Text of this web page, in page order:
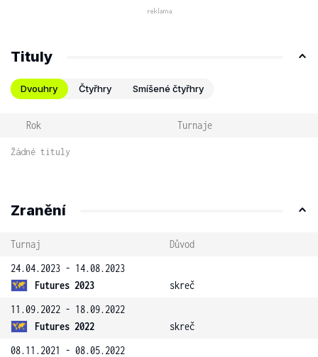
Tituly
Dvouhry Čtyřhry Smíšené čtyřhry
Rok Turnaje
Žádné tituly
Zranění
Turnaj
Důvod
24.04.2023 - 14.08.2023
Futures 2023
skreč
11.09.2022 - 18.09.2022
Futures 2022
skreč
08.11.2021 - 08.05.2022